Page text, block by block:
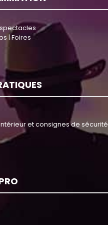
| Foires
et consignes de sécurité